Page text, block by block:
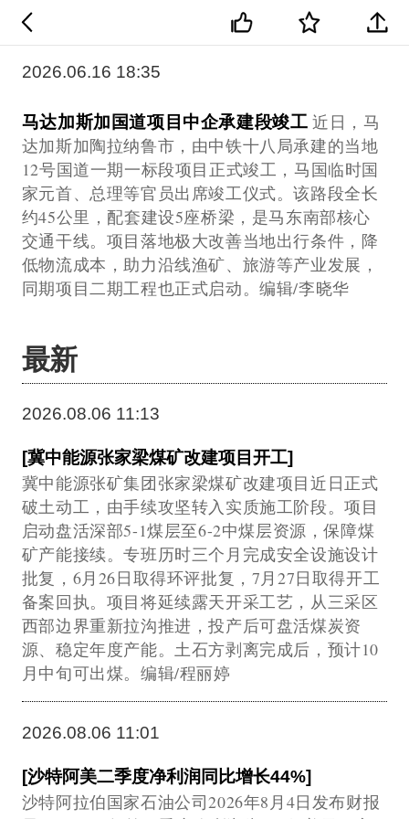
2026.06.16 18:35
马达加斯加国道项目中企承建段竣工 近日，马
达加斯加陶拉纳鲁市，由中铁十八局承建的当地
12号国道一期一标段项目正式竣工，马国临时国
家元首、总理等官员出席竣工仪式。该路段全长
约45公里，配套建设5座桥梁，是马东南部核心
交通干线。项目落地极大改善当地出行条件，降
低物流成本，助力沿线渔矿、旅游等产业发展，
同期项目二期工程也正式启动。编辑/李晓华
最新
2026.08.06 11:13
[冀中能源张家梁煤矿改建项目开工]
冀中能源张矿集团张家梁煤矿改建项目近日正式
破土动工，由手续攻坚转入实质施工阶段。项目
启动盘活深部5-1煤层至6-2中煤层资源，保障煤
矿产能接续。专班历时三个月完成安全设施设计
批复，6月26日取得环评批复，7月27日取得开工
备案回执。项目将延续露天开采工艺，从三采区
西部边界重新拉沟推进，投产后可盘活煤炭资
源、稳定年度产能。土石方剥离完成后，预计10
月中旬可出煤。编辑/程丽婷
2026.08.06 11:01
[沙特阿美二季度净利润同比增长44%]
沙特阿拉伯国家石油公司2026年8月4日发布财报